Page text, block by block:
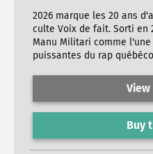
2026 marque les 20 ans
culte Voix de fait. Sorti en
Manu Militari comme
puissantes du rap
Buy